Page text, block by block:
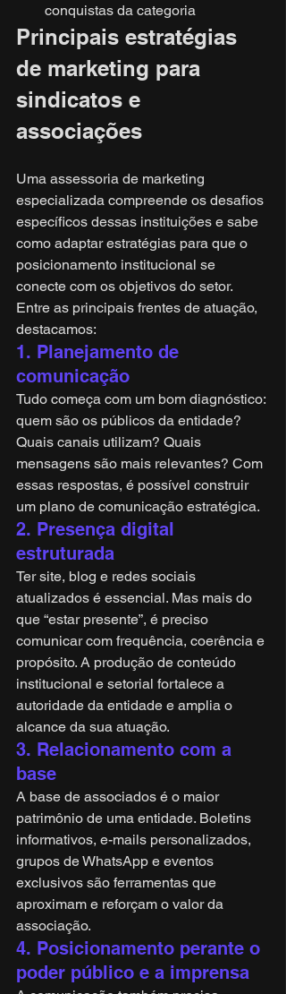
conquistas da categoria
Principais estratégias
de marketing para
sindicatos e
associações
Uma assessoria de marketing
especializada compreende os desafios
específicos dessas instituições e sabe
como adaptar estratégias para que o
posicionamento institucional se
conecte com os objetivos do setor.
Entre as principais frentes de atuação,
destacamos:
1. Planejamento de
comunicação
Tudo começa com um bom diagnóstico:
quem são os públicos da entidade?
Quais canais utilizam? Quais
mensagens são mais relevantes? Com
essas respostas, é possível construir
um plano de comunicação estratégica.
2. Presença digital
estruturada
Ter site, blog e redes sociais
atualizados é essencial. Mas mais do
que “estar presente”, é preciso
comunicar com frequência, coerência e
propósito. A produção de conteúdo
institucional e setorial fortalece a
autoridade da entidade e amplia o
alcance da sua atuação.
3. Relacionamento com a
base
A base de associados é o maior
patrimônio de uma entidade. Boletins
informativos, e-mails personalizados,
grupos de WhatsApp e eventos
exclusivos são ferramentas que
aproximam e reforçam o valor da
associação.
4. Posicionamento perante o
poder público e a imprensa